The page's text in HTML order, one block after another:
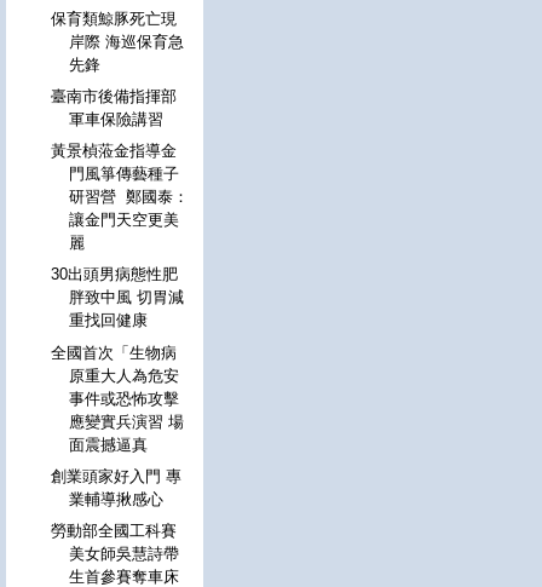
保育類鯨豚死亡現
岸際 海巡保育急
先鋒
臺南市後備指揮部
軍車保險講習
黃景楨蒞金指導金
門風箏傳藝種子
研習營 鄭國泰：
讓金門天空更美
麗
30出頭男病態性肥
胖致中風 切胃減
重找回健康
全國首次「生物病
原重大人為危安
事件或恐怖攻擊
應變實兵演習 場
面震撼逼真
創業頭家好入門 專
業輔導揪感心
勞動部全國工科賽
美女師吳慧詩帶
生首參賽奪車床